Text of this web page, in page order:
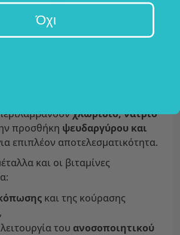
σε φακελάκιαμε γευστικό
και λάιμ- για
ενός αναζωογονητικού ποτού
χλωρίδιο, νάτριο
προσθήκη ψευδαργύρου και
επιπλέον αποτελεσματικότητα.
και οι βιταμίνες
και της κούρασης
του ανοσοποιητικού
Όχι